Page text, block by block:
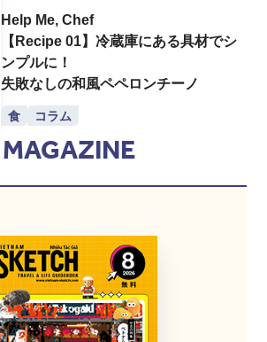
Help Me, Chef
【Recipe 01】冷蔵庫にある具材でシ
ンプルに！
失敗なしの和風ペペロンチーノ
食 コラム
MAGAZINE